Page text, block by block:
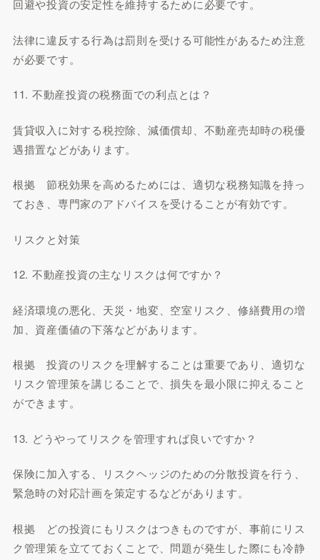
回避や投資の安定性を維持するために必要です。
法律に違反する行為は罰則を受ける可能性があるため注意
が必要です。
11. 不動産投資の税務面での利点とは？
賃貸収入に対する税控除、減価償却、不動産売却時の税優
遇措置などがあります。
根拠 節税効果を高めるためには、適切な税務知識を持っ
ておき、専門家のアドバイスを受けることが有効です。
リスクと対策
12. 不動産投資の主なリスクは何ですか？
経済環境の悪化、天災・地変、空室リスク、修繕費用の増
加、資産価値の下落などがあります。
根拠 投資のリスクを理解することは重要であり、適切な
リスク管理策を講じることで、損失を最小限に抑えること
ができます。
13. どうやってリスクを管理すれば良いですか？
保険に加入する、リスクヘッジのための分散投資を行う、
緊急時の対応計画を策定するなどがあります。
根拠 どの投資にもリスクはつきものですが、事前にリス
ク管理策を立てておくことで、問題が発生した際にも冷静